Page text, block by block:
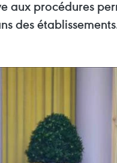
aux procédures
des